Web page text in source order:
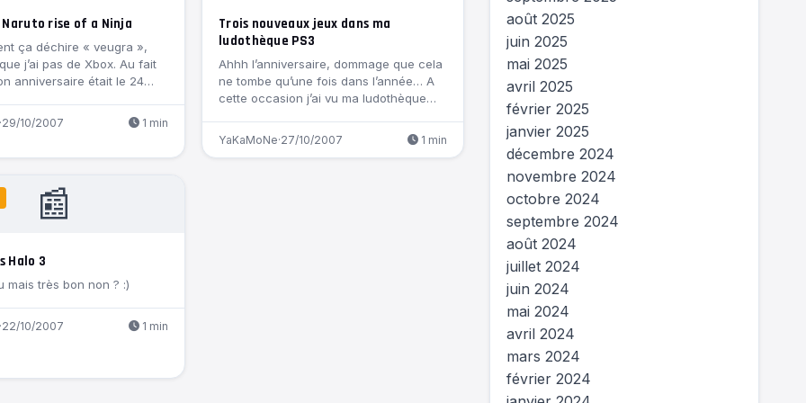
rise of a Ninja
ça déchire « veugra »,
j’ai pas de Xbox. Au fait
anniversaire était le 24…
·29/10/2007 1 min
Trois nouveaux jeux dans ma
ludothèque PS3
Ahhh l’anniversaire, dommage que cela
ne tombe qu’une fois dans l’année… A
cette occasion j’ai vu ma ludothèque…
YaKaMoNe·27/10/2007 1 min
📰
Halo 3
mais très bon non ? :)
·22/10/2007 1 min
août 2025
juin 2025
mai 2025
avril 2025
février 2025
janvier 2025
décembre 2024
novembre 2024
octobre 2024
septembre 2024
août 2024
juillet 2024
juin 2024
mai 2024
avril 2024
mars 2024
février 2024